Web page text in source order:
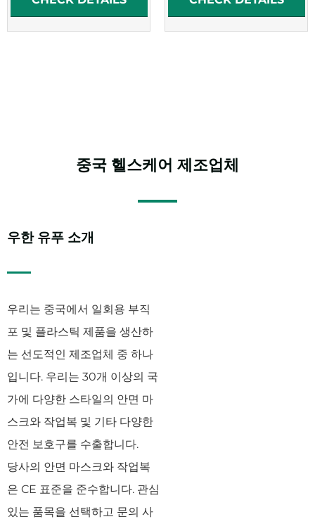
중국 헬스케어 제조업체
우한 유푸 소개
우리는 중국에서 일회용 부직
포 및 플라스틱 제품을 생산하
는 선도적인 제조업체 중 하나
입니다. 우리는 30개 이상의 국
가에 다양한 스타일의 안면 마
스크와 작업복 및 기타 다양한
안전 보호구를 수출합니다.
당사의 안면 마스크와 작업복
은 CE 표준을 준수합니다. 관심
있는 품목을 선택하고 문의 사